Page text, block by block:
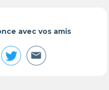
avec vos amis